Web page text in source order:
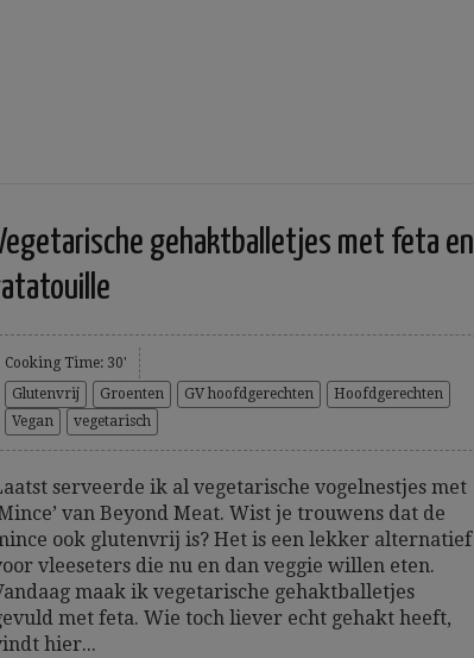
gehaktballetjes met feta en
Cooking Time: 30'
Glutenvrij
Groenten GV hoofdgerechten
Hoofdgerechten
Vegan
vegetarisch
serveerde ik al vegetarische vogelnestjes met
van Beyond Meat. Wist je trouwens dat de
ook glutenvrij is? Het is een lekker alternatief
vleeseters die nu en dan veggie willen eten.
maak ik vegetarische gehaktballetjes
met feta. Wie toch liever echt gehakt heeft,
hier...